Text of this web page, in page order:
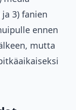
3) fanien
ennen
mutta